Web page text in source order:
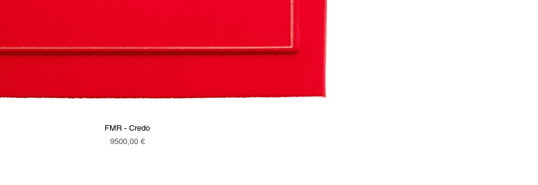
Vista rapida
FMR - Credo
Prezzo
9500,00 €